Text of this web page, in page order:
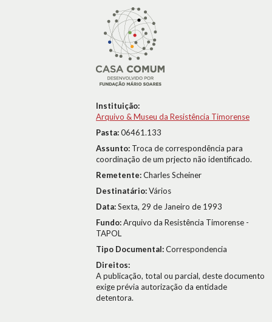
Instituição:
Arquivo & Museu da Resistência Timorense
Pasta:06461.133
Assunto: Troca de correspondência para
coordinação de um prjecto não identificado.
Remetente:Charles Scheiner
Destinatário:Vários
Data:Sexta, 29 de Janeiro de 1993
Fundo:Arquivo da Resistência Timorense -
TAPOL
Tipo Documental:Correspondencia
Direitos:
A publicação, total ou parcial, deste documento
exige prévia autorização da entidade
detentora.